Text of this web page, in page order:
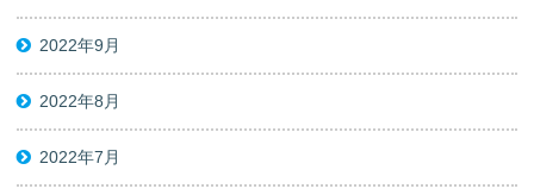
2022年9月
2022年8月
2022年7月